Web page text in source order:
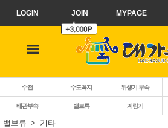
LOGIN JOIN MYPAGE
수전 수도꼭지 위생기 부속
배관부속 밸브류 계량기
밸브류
기타